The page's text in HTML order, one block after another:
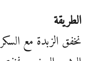
الطريقة
نخفق الزبدة مع